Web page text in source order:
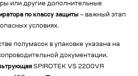
или другие дополнительные
по классу защиты – важный этап
условиях.
полумасок в упаковке указана на
документации.
SPIROTEK VS 2200VR